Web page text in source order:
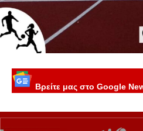
Βρείτε μας στο Google